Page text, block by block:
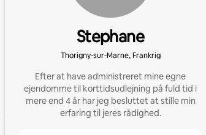
Stephane
Thorigny-sur-Marne, Frankrig
Efter at have administreret mine egne
ejendomme til korttidsudlejning på fuld tid i
mere end 4 år har jeg besluttet at stille min
erfaring til jeres rådighed.